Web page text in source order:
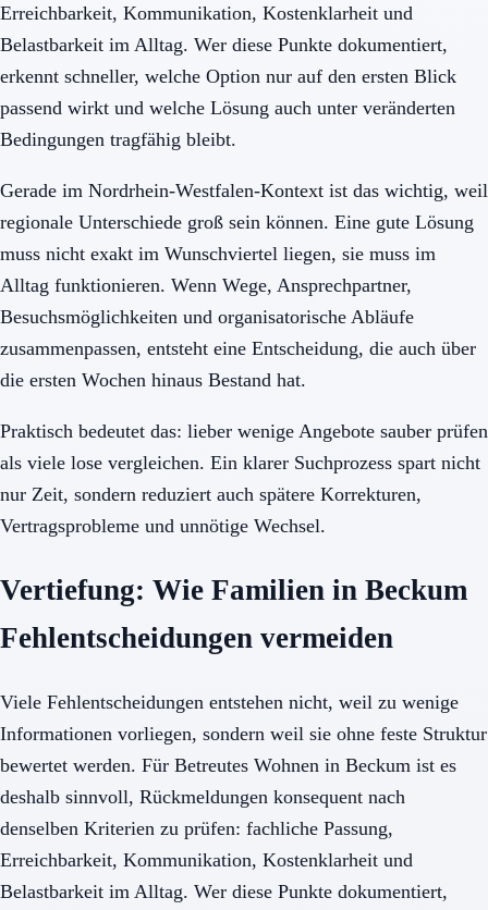
Erreichbarkeit, Kommunikation, Kostenklarheit und
Belastbarkeit im Alltag. Wer diese Punkte dokumentiert,
erkennt schneller, welche Option nur auf den ersten Blick
passend wirkt und welche Lösung auch unter veränderten
Bedingungen tragfähig bleibt.
Gerade im Nordrhein-Westfalen-Kontext ist das wichtig, weil
regionale Unterschiede groß sein können. Eine gute Lösung
muss nicht exakt im Wunschviertel liegen, sie muss im
Alltag funktionieren. Wenn Wege, Ansprechpartner,
Besuchsmöglichkeiten und organisatorische Abläufe
zusammenpassen, entsteht eine Entscheidung, die auch über
die ersten Wochen hinaus Bestand hat.
Praktisch bedeutet das: lieber wenige Angebote sauber prüfen
als viele lose vergleichen. Ein klarer Suchprozess spart nicht
nur Zeit, sondern reduziert auch spätere Korrekturen,
Vertragsprobleme und unnötige Wechsel.
Vertiefung: Wie Familien in Beckum
Fehlentscheidungen vermeiden
Viele Fehlentscheidungen entstehen nicht, weil zu wenige
Informationen vorliegen, sondern weil sie ohne feste Struktur
bewertet werden. Für Betreutes Wohnen in Beckum ist es
deshalb sinnvoll, Rückmeldungen konsequent nach
denselben Kriterien zu prüfen: fachliche Passung,
Erreichbarkeit, Kommunikation, Kostenklarheit und
Belastbarkeit im Alltag. Wer diese Punkte dokumentiert,